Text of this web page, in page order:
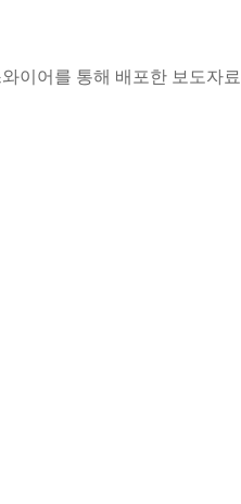
와이어를 통해 배포한 보도자